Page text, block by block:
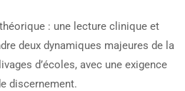
: une lecture clinique et
deux dynamiques majeures de la
d’écoles, avec une exigence
discernement.